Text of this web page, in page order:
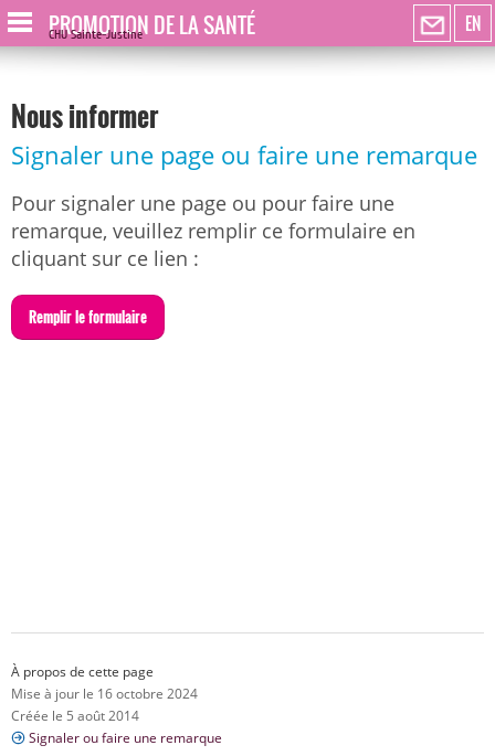
EN
PROMOTION DE LA SANTÉ
CHU Sainte-Justine
Nous informer
Signaler une page ou faire une remarque
Pour signaler une page ou pour faire une
remarque, veuillez remplir ce formulaire en
cliquant sur ce lien :
Remplir le formulaire
À propos de cette page
Mise à jour le 16 octobre 2024
Créée le 5 août 2014
Signaler ou faire une remarque